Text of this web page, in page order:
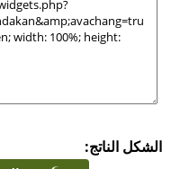
الشكل الناتج: